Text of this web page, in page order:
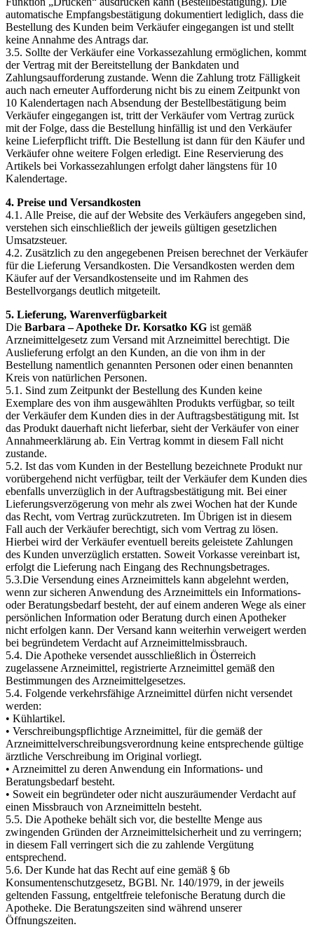
automatische Empfangsbestätigung dokumentiert lediglich, dass die
Bestellung des Kunden beim Verkäufer eingegangen ist und stellt
keine Annahme des Antrags dar.
3.5. Sollte der Verkäufer eine Vorkassezahlung ermöglichen, kommt
der Vertrag mit der Bereitstellung der Bankdaten und
Zahlungsaufforderung zustande. Wenn die Zahlung trotz Fälligkeit
auch nach erneuter Aufforderung nicht bis zu einem Zeitpunkt von
10 Kalendertagen nach Absendung der Bestellbestätigung beim
Verkäufer eingegangen ist, tritt der Verkäufer vom Vertrag zurück
mit der Folge, dass die Bestellung hinfällig ist und den Verkäufer
keine Lieferpflicht trifft. Die Bestellung ist dann für den Käufer und
Verkäufer ohne weitere Folgen erledigt. Eine Reservierung des
Artikels bei Vorkassezahlungen erfolgt daher längstens für 10
Kalendertage.
4. Preise und Versandkosten
4.1. Alle Preise, die auf der Website des Verkäufers angegeben sind,
verstehen sich einschließlich der jeweils gültigen gesetzlichen
Umsatzsteuer.
4.2. Zusätzlich zu den angegebenen Preisen berechnet der Verkäufer
für die Lieferung Versandkosten. Die Versandkosten werden dem
Käufer auf der Versandkostenseite und im Rahmen des
Bestellvorgangs deutlich mitgeteilt.
5. Lieferung, Warenverfügbarkeit
Die Barbara – Apotheke Dr. Korsatko KG ist gemäß
Arzneimittelgesetz zum Versand mit Arzneimittel berechtigt. Die
Auslieferung erfolgt an den Kunden, an die von ihm in der
Bestellung namentlich genannten Personen oder einen benannten
Kreis von natürlichen Personen.
5.1. Sind zum Zeitpunkt der Bestellung des Kunden keine
Exemplare des von ihm ausgewählten Produkts verfügbar, so teilt
der Verkäufer dem Kunden dies in der Auftragsbestätigung mit. Ist
das Produkt dauerhaft nicht lieferbar, sieht der Verkäufer von einer
Annahmeerklärung ab. Ein Vertrag kommt in diesem Fall nicht
zustande.
5.2. Ist das vom Kunden in der Bestellung bezeichnete Produkt nur
vorübergehend nicht verfügbar, teilt der Verkäufer dem Kunden dies
ebenfalls unverzüglich in der Auftragsbestätigung mit. Bei einer
Lieferungsverzögerung von mehr als zwei Wochen hat der Kunde
das Recht, vom Vertrag zurückzutreten. Im Übrigen ist in diesem
Fall auch der Verkäufer berechtigt, sich vom Vertrag zu lösen.
Hierbei wird der Verkäufer eventuell bereits geleistete Zahlungen
des Kunden unverzüglich erstatten. Soweit Vorkasse vereinbart ist,
erfolgt die Lieferung nach Eingang des Rechnungsbetrages.
5.3.Die Versendung eines Arzneimittels kann abgelehnt werden,
wenn zur sicheren Anwendung des Arzneimittels ein Informations-
oder Beratungsbedarf besteht, der auf einem anderen Wege als einer
persönlichen Information oder Beratung durch einen Apotheker
nicht erfolgen kann. Der Versand kann weiterhin verweigert werden
bei begründetem Verdacht auf Arzneimittelmissbrauch.
5.4. Die Apotheke versendet ausschließlich in Österreich
zugelassene Arzneimittel, registrierte Arzneimittel gemäß den
Bestimmungen des Arzneimittelgesetzes.
5.4. Folgende verkehrsfähige Arzneimittel dürfen nicht versendet
werden:
• Kühlartikel.
• Verschreibungspflichtige Arzneimittel, für die gemäß der
Arzneimittelverschreibungsverordnung keine entsprechende gültige
ärztliche Verschreibung im Original vorliegt.
• Arzneimittel zu deren Anwendung ein Informations- und
Beratungsbedarf besteht.
• Soweit ein begründeter oder nicht auszuräumender Verdacht auf
einen Missbrauch von Arzneimitteln besteht.
5.5. Die Apotheke behält sich vor, die bestellte Menge aus
zwingenden Gründen der Arzneimittelsicherheit und zu verringern;
in diesem Fall verringert sich die zu zahlende Vergütung
entsprechend.
5.6. Der Kunde hat das Recht auf eine gemäß § 6b
Konsumentenschutzgesetz, BGBl. Nr. 140/1979, in der jeweils
geltenden Fassung, entgeltfreie telefonische Beratung durch die
Apotheke. Die Beratungszeiten sind während unserer
Öffnungszeiten.